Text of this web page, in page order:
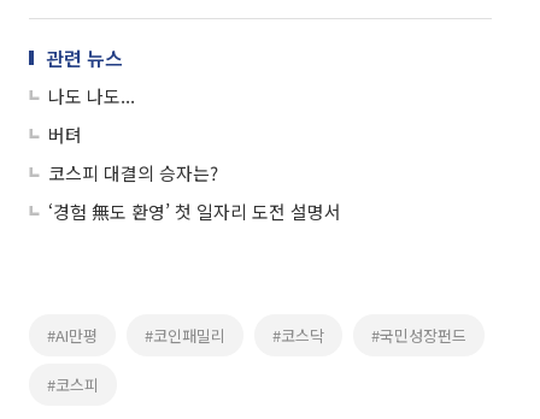
관련 뉴스
나도 나도...
버텨
코스피 대결의 승자는?
‘경험 無도 환영’ 첫 일자리 도전 설명서
#AI만평 #코인패밀리 #코스닥 #국민성장펀드
#코스피